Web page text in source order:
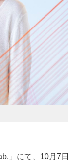
」にて、10月7